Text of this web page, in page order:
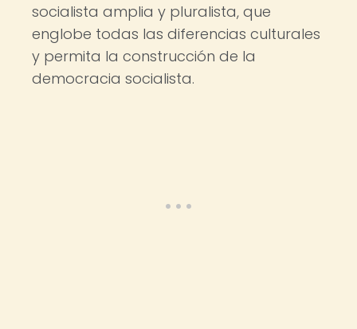
socialista amplia y pluralista, que
englobe todas las diferencias culturales
y permita la construcción de la
democracia socialista.